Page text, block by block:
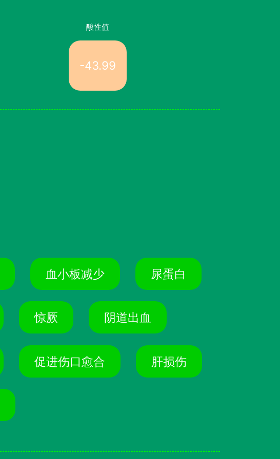
酸性值
-43.99
血小板减少 尿蛋白
惊厥 阴道出血
促进伤口愈合 肝损伤